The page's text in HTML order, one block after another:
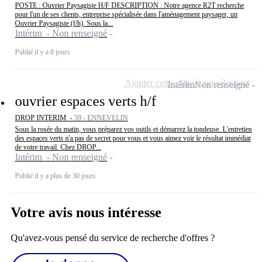
POSTE : Ouvrier Paysagiste H/F DESCRIPTION : Notre agence R2T recherche
pour l'un de ses clients, entreprise spécialisée dans l'aménagement paysager, un
Ouvrier Paysagiste (f/h). Sous la...
Intérim - Non renseigné
Publié il y a 8 jours
ouvrier espaces verts h/f
DROP INTERIM - 59 - ENNEVELIN
Sous la rosée du matin, vous préparez vos outils et démarrez la tondeuse. L'entretien
des espaces verts n'a pas de secret pour vous et vous aimez voir le résultat immédiat
de votre travail. Chez DROP...
Intérim - Non renseigné
Publié il y a plus de 30 jours
IntérimNon renseigné
Ajouter cette offre à ma sélection
Votre avis nous intéresse
Qu'avez-vous pensé du service de recherche d'offres ?